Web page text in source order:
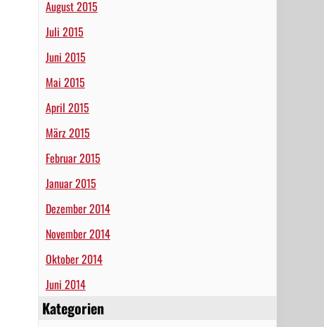
August 2015
Juli 2015
Juni 2015
Mai 2015
April 2015
März 2015
Februar 2015
Januar 2015
Dezember 2014
November 2014
Oktober 2014
Juni 2014
Kategorien